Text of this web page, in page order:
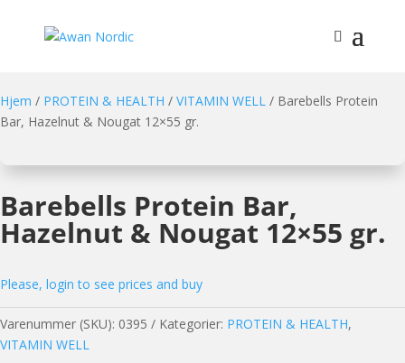
Hjem / PROTEIN & HEALTH / VITAMIN WELL / Barebells Protein
Bar, Hazelnut & Nougat 12×55 gr.
Barebells Protein Bar,
Hazelnut & Nougat 12×55 gr.
Please, login to see prices and buy
Varenummer (SKU): 0395 Kategorier: PROTEIN & HEALTH,
VITAMIN WELL